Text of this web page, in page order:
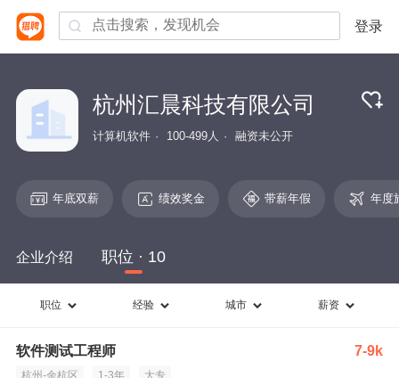
登录
杭州汇晨科技有限公司
计算机软件 100-499人 融资未公开
年底双薪 绩效奖金 带薪年假 年度
企业介绍 职位 · 10
职位 经验 城市 薪资
软件测试工程师 7-9k
杭州-余杭区 1-3年 大专